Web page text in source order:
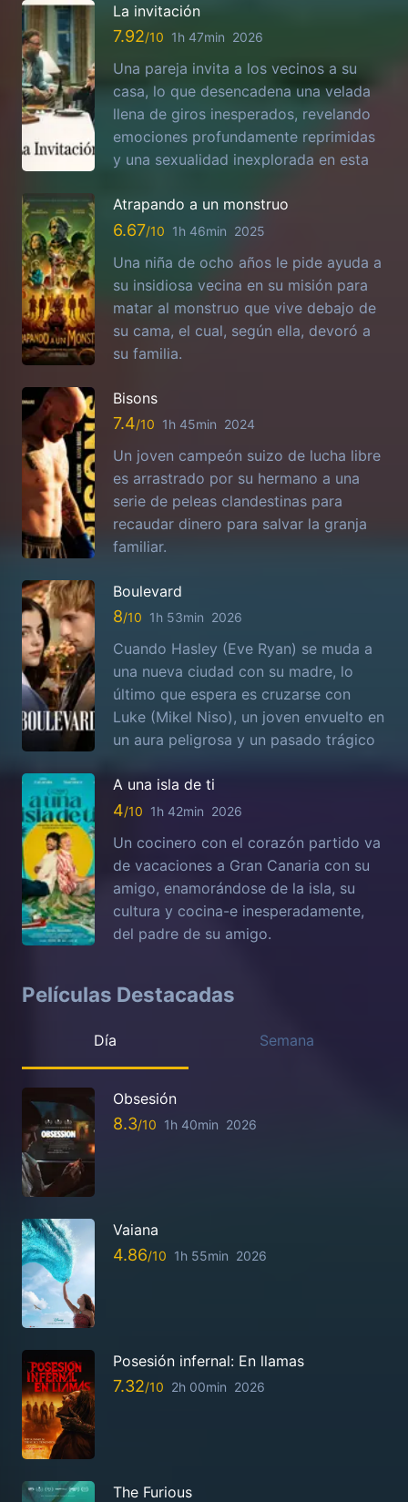
La invitación
7.92 1h 47min 2026
Una pareja invita a los vecinos a su
casa, lo que desencadena una velada
llena de giros inesperados, revelando
emociones profundamente reprimidas
y una sexualidad inexplorada en esta
Atrapando a un monstruo
6.67 1h 46min 2025
Una niña de ocho años le pide ayuda a
su insidiosa vecina en su misión para
matar al monstruo que vive debajo de
su cama, el cual, según ella, devoró a
su familia.
Bisons
7.4 1h 45min 2024
Un joven campeón suizo de lucha libre
es arrastrado por su hermano a una
serie de peleas clandestinas para
recaudar dinero para salvar la granja
familiar.
Boulevard
8 1h 53min 2026
Cuando Hasley (Eve Ryan) se muda a
una nueva ciudad con su madre, lo
último que espera es cruzarse con
Luke (Mikel Niso), un joven envuelto en
un aura peligrosa y un pasado trágico
A una isla de ti
4 1h 42min 2026
Un cocinero con el corazón partido va
de vacaciones a Gran Canaria con su
amigo, enamorándose de la isla, su
cultura y cocina-e inesperadamente,
del padre de su amigo.
Películas Destacadas
Día Semana
Obsesión
8.3 1h 40min 2026
Vaiana
4.86 1h 55min 2026
Posesión infernal: En llamas
7.32 2h 00min 2026
The Furious